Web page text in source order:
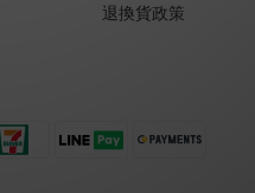
退換貨政策